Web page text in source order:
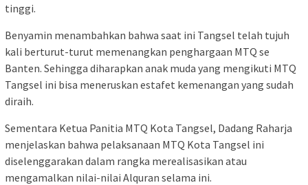
tinggi.
Benyamin menambahkan bahwa saat ini Tangsel telah tujuh
kali berturut-turut memenangkan penghargaan MTQ se
Banten. Sehingga diharapkan anak muda yang mengikuti MTQ
Tangsel ini bisa meneruskan estafet kemenangan yang sudah
diraih.
Sementara Ketua Panitia MTQ Kota Tangsel, Dadang Raharja
menjelaskan bahwa pelaksanaan MTQ Kota Tangsel ini
diselenggarakan dalam rangka merealisasikan atau
mengamalkan nilai-nilai Alquran selama ini.